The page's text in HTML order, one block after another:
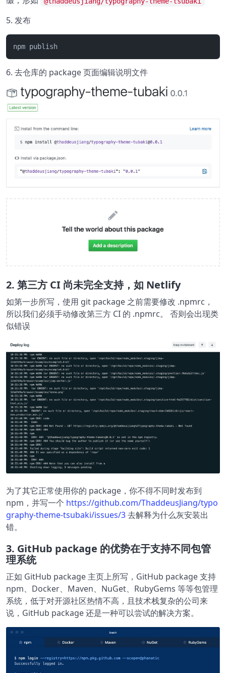
5. 发布
npm publish
6. 去仓库的 package 页面编辑说明文件
2. 第三方 CI 尚未完全支持，如 Netlify
如第一步所写，使用 git package 之前需要修改 .npmrc，
所以我们必须手动修改第三方 CI 的 .npmrc。 否则会出现类
似错误
为了其它正常使用你的 package，你不得不同时发布到
npm，并写一个 https://github.com/ThaddeusJiang/typo
graphy-theme-tsubaki/issues/3去解释为什么灰安装出
错。
3. GitHub package 的优势在于支持不同包管
理系统
正如 GitHub package 主页上所写，GitHub package 支持
npm、Docker、Maven、NuGet、RubyGems 等等包管理
系统，低于对开源社区热情不高，且技术栈复杂的公司来
说，GitHub package 还是一种可以尝试的解决方案。